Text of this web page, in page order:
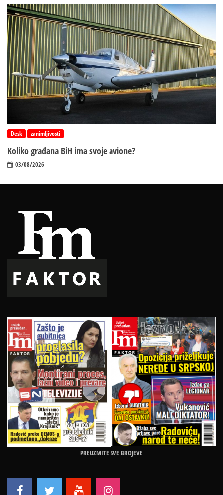
Desk zanimljivosti
Koliko građana BiH ima svoje avione?
03/08/2026
PREUZMITE SVE BROJEVE